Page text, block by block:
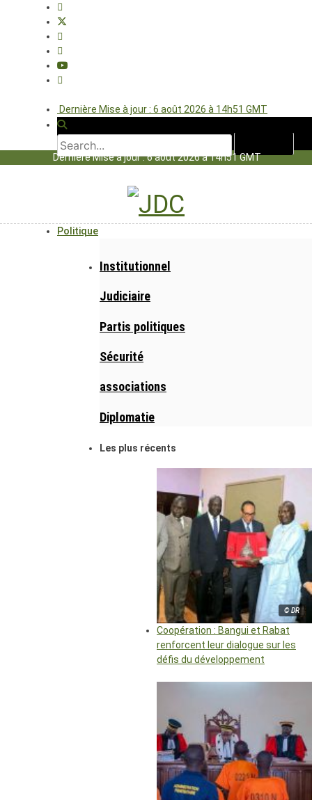
Dernière Mise à jour : 6 août 2026 à 14h51 GMT
Dernière Mise à jour : 6 août 2026 à 14h51 GMT
Politique
Institutionnel
Judiciaire
Partis politiques
Sécurité
associations
Diplomatie
Les plus récents
© DR
Coopération : Bangui et Rabat
renforcent leur dialogue sur les
défis du développement